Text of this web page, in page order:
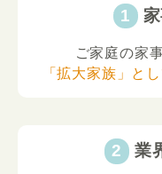
ご家庭の家
「拡大家族」と
業